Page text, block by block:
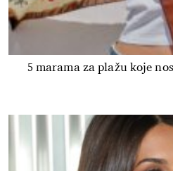
5 marama za plažu koje